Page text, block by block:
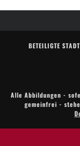
BETEILIGTE
Alle Abbildungen -
gemeinfrei -